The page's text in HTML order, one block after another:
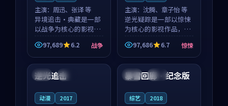
主演： 周迅、张译 等
异境追击·典藏是一部
以战争为核心的影视作
品，围绕危机、反转与
人物成长展开，整体节
奏紧凑，值得推荐观
97,689 6.2 战争
主演： 沈腾、章子怡 等
逆光疑踪是一部以惊悚
为核心的影视作品，围
绕危机、反转与人物成
长展开，整体节奏紧
凑，值得推荐观看。
97,686 6.7 惊悚
中国 热播
逆光追击
动漫 2017
中国 院线
暴雪回廊·纪念版
综艺 2018